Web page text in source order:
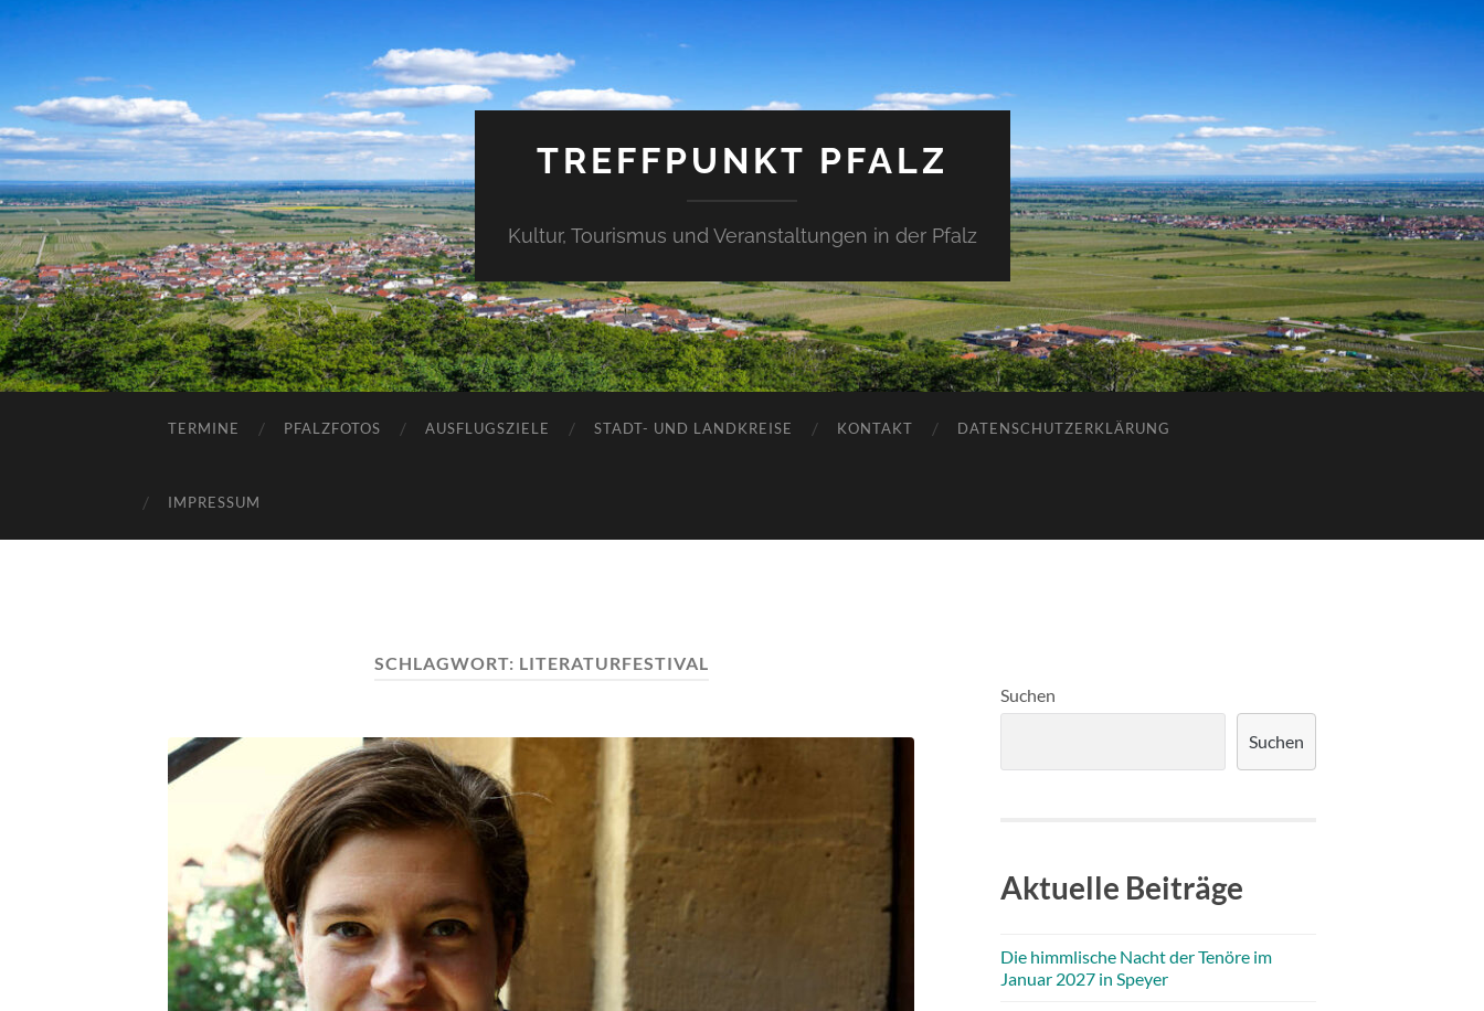
TREFFPUNKT PFALZ
Kultur, Tourismus und Veranstaltungen in der Pfalz
TERMINE PFALZFOTOS AUSFLUGSZIELE STADT- UND LANDKREISE KONTAKT DATENSCHUTZERKLÄRUNG
IMPRESSUM
SCHLAGWORT: LITERATURFESTIVAL
Suchen
Suchen
Aktuelle Beiträge
Die himmlische Nacht der Tenöre im
Januar 2027 in Speyer